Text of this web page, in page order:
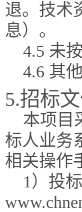
退。技术
息）。
4.5 未
4.6 其
5.招标
本项目
标人业务
相关操作
1）投